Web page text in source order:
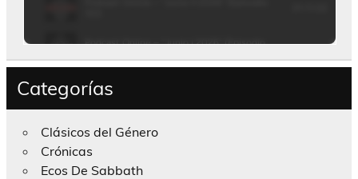
Categorías
Clásicos del Género
Crónicas
Ecos De Sabbath